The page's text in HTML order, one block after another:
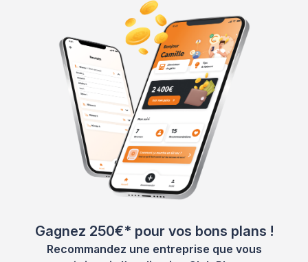
Gagnez 250€* pour vos bons plans !
Recommandez une entreprise que vous